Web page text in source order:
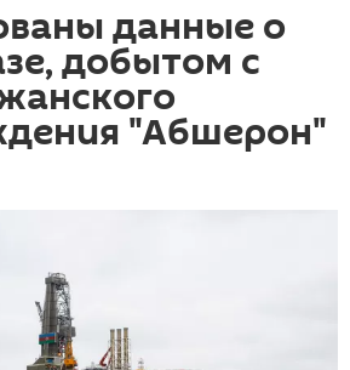
данные о
добытом с
"Абшерон"